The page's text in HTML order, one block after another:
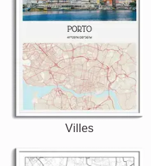
Villes